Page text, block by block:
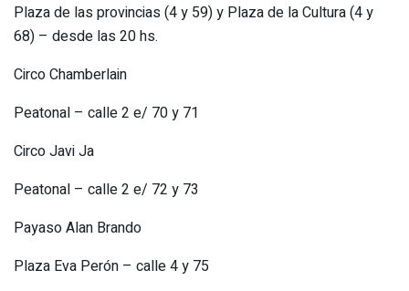
Plaza de las provincias (4 y 59) y Plaza de la Cultura (4 y
68) – desde las 20 hs.
Circo Chamberlain
Peatonal – calle 2 e/ 70 y 71
Circo Javi Ja
Peatonal – calle 2 e/ 72 y 73
Payaso Alan Brando
Plaza Eva Perón – calle 4 y 75